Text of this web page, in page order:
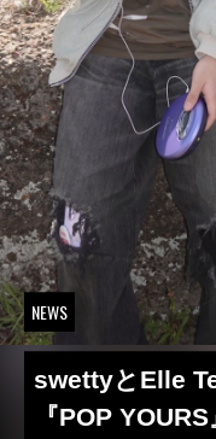
NEWS
swettyとElle
『POP